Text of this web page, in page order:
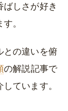
しさが好き
。
との違いを俯
の解説記事で
ています。